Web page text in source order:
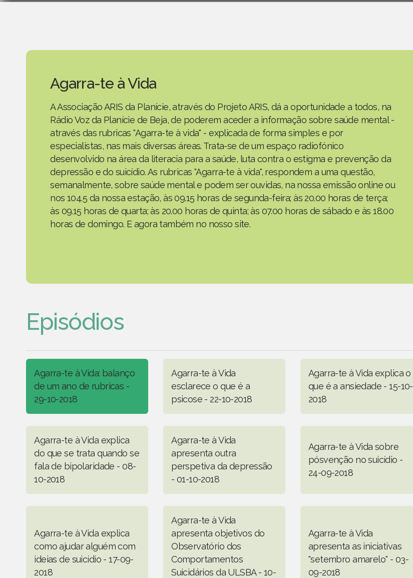
Agarra-te à Vida
A Associação ARIS da Planície, através do Projeto ARIS, dá a oportunidade a todos, na
Rádio Voz da Planície de Beja, de poderem aceder a informação sobre saúde mental -
através das rubricas "Agarra-te à vida" - explicada de forma simples e por
especialistas, nas mais diversas áreas. Trata-se de um espaço radiofónico
desenvolvido na área da literacia para a saúde, luta contra o estigma e prevenção da
depressão e do suicídio. As rubricas "Agarra-te à vida", respondem a uma questão,
semanalmente, sobre saúde mental e podem ser ouvidas, na nossa emissão online ou
nos 104.5 da nossa estação, às 09.15 horas de segunda-feira; às 20.00 horas de terça;
às 09.15 horas de quarta; às 20.00 horas de quinta; às 07.00 horas de sábado e às 18.00
horas de domingo. E agora também no nosso site.
Episódios
Agarra-te à Vida: balanço
de um ano de rubricas -
29-10-2018
Agarra-te à Vida
esclarece o que é a
psicose - 22-10-2018
Agarra-te à Vida explica o
que é a ansiedade - 15-10-
2018
Agarra-te à Vida explica
do que se trata quando se
fala de bipolaridade - 08-
10-2018
Agarra-te à Vida
apresenta outra
perspetiva da depressão
- 01-10-2018
Agarra-te à Vida sobre
pósvenção no suicídio -
24-09-2018
Agarra-te à Vida explica
como ajudar alguém com
ideias de suicídio - 17-09-
2018
Agarra-te à Vida
apresenta objetivos do
Observatório dos
Comportamentos
Suicidários da ULSBA - 10-
Agarra-te à Vida
apresenta as iniciativas
"setembro amarelo" - 03-
09-2018